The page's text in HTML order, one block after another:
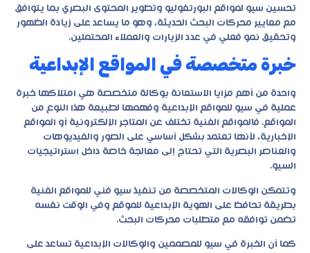
تحسين سيو لمواقع البورتفوليو وتطوير المحتوى البصري بما يتوافق
مع معايير محركات البحث الحديثة، وهو ما يساعد على زيادة الظهور
وتحقيق نمو فعلي في عدد الزيارات والعملاء المحتملين.
خبرة متخصصة في المواقع الإبداعية
واحدة من أهم مزايا الاستعانة بوكالة متخصصة هي امتلاكها خبرة
عملية في سيو للمواقع الإبداعية وفهمها لطبيعة هذا النوع من
المواقع. فالمواقع الفنية تختلف عن المتاجر الإلكترونية أو المواقع
الإخبارية، لأنها تعتمد بشكل أساسي على الصور والفيديوهات
والعناصر البصرية التي تحتاج إلى معالجة خاصة داخل استراتيجيات
السيو.
وتتمكن الوكالات المتخصصة من تنفيذ سيو فني للمواقع الفنية
بطريقة تحافظ على الهوية الإبداعية للموقع وفي الوقت نفسه
تضمن توافقه مع متطلبات محركات البحث.
كما أن الخبرة في سيو للمصممين والوكالات الإبداعية تساعد على